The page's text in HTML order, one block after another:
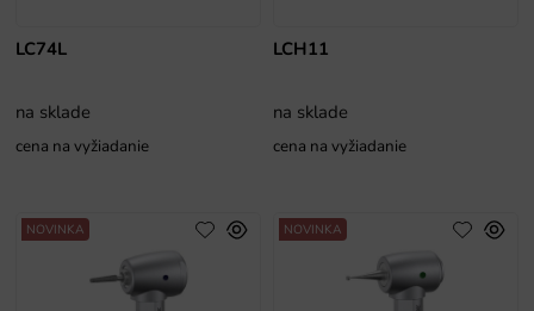
LC74L
na sklade
cena na vyžiadanie
LCH11
na sklade
cena na vyžiadanie
NOVINKA NOVINKA